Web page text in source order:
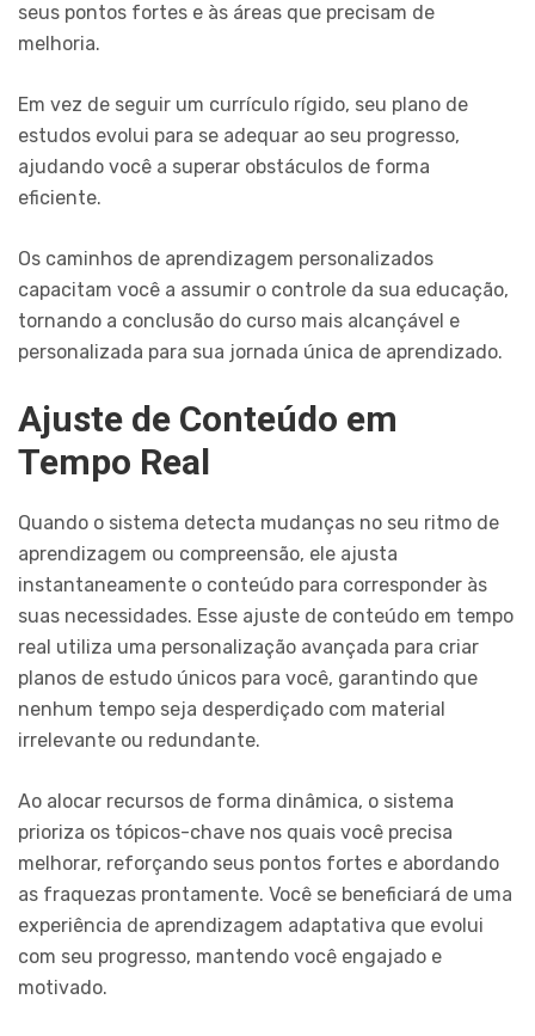
seus pontos fortes e às áreas que precisam de
melhoria.
Em vez de seguir um currículo rígido, seu plano de
estudos evolui para se adequar ao seu progresso,
ajudando você a superar obstáculos de forma
eficiente.
Os caminhos de aprendizagem personalizados
capacitam você a assumir o controle da sua educação,
tornando a conclusão do curso mais alcançável e
personalizada para sua jornada única de aprendizado.
Ajuste de Conteúdo em
Tempo Real
Quando o sistema detecta mudanças no seu ritmo de
aprendizagem ou compreensão, ele ajusta
instantaneamente o conteúdo para corresponder às
suas necessidades. Esse ajuste de conteúdo em tempo
real utiliza uma personalização avançada para criar
planos de estudo únicos para você, garantindo que
nenhum tempo seja desperdiçado com material
irrelevante ou redundante.
Ao alocar recursos de forma dinâmica, o sistema
prioriza os tópicos-chave nos quais você precisa
melhorar, reforçando seus pontos fortes e abordando
as fraquezas prontamente. Você se beneficiará de uma
experiência de aprendizagem adaptativa que evolui
com seu progresso, mantendo você engajado e
motivado.